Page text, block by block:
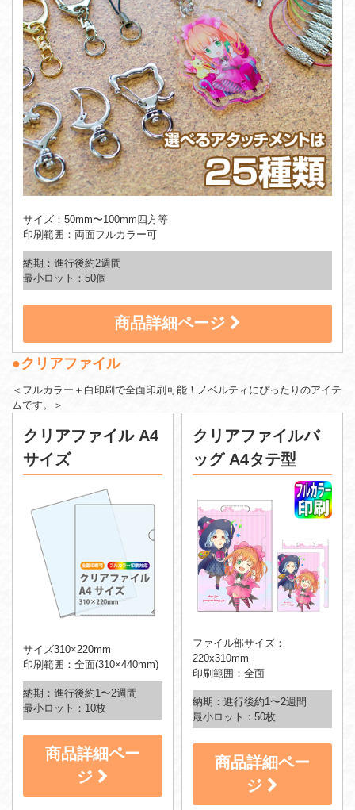
サイズ：50mm〜100mm四方等
印刷範囲：両面フルカラー可
納期：進行後約2週間
最小ロット：50個
商品詳細ページ
●クリアファイル
＜フルカラー＋白印刷で全面印刷可能！ノベルティにぴったりのアイテ
ムです。＞
クリアファイル A4
サイズ
サイズ310×220mm
印刷範囲：全面(310×440mm)
納期：進行後約1〜2週間
最小ロット：10枚
商品詳細ペー
ジ
クリアファイルバ
ッグ A4タテ型
ファイル部サイズ：
220x310mm
印刷範囲：全面
納期：進行後約1〜2週間
最小ロット：50枚
商品詳細ペー
ジ